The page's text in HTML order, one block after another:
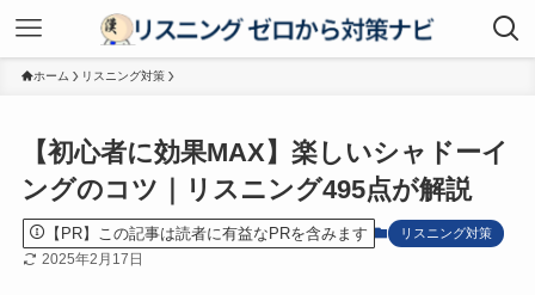
ホーム リスニング対策
【初心者に効果MAX】楽しいシャドーイ
ングのコツ｜リスニング495点が解説
【PR】この記事は読者に有益なPRを含みます リスニング対策
2025年2月17日